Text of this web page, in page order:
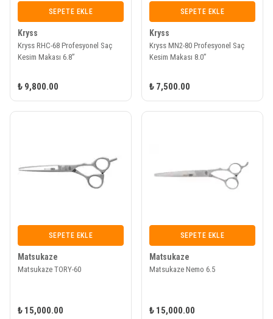
SEPETE EKLE
Kryss
Kryss RHC-68 Profesyonel Saç
Kesim Makası 6.8”
₺ 9,800.00
SEPETE EKLE
Kryss
Kryss MN2-80 Profesyonel Saç
Kesim Makası 8.0”
₺ 7,500.00
SEPETE EKLE
Matsukaze
Matsukaze TORY-60
₺ 15,000.00
SEPETE EKLE
Matsukaze
Matsukaze Nemo 6.5
₺ 15,000.00